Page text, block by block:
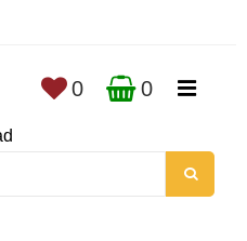
0 0